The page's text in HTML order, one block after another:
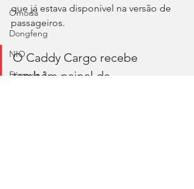
Omoda
Dongfeng
NIO
Fórmula 3
que já estava disponível na versão de
passageiros.
O Caddy Cargo recebe
também painel de